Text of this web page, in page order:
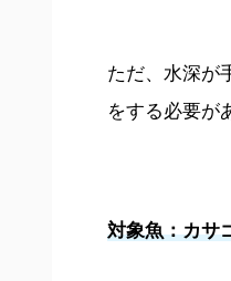
ただ、水深が
をする必要が
対象魚：カサ